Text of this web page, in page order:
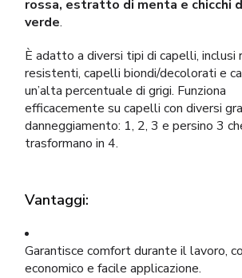
rossa, estratto di menta e chicchi
verde.
È adatto a diversi tipi di capelli, inclusi
resistenti, capelli biondi/decolorati e
un’alta percentuale di grigi. Funziona
efficacemente su capelli con diversi
danneggiamento: 1, 2, 3 e persino 3
trasformano in 4.
Vantaggi:
Garantisce comfort durante il lavoro,
economico e facile applicazione.